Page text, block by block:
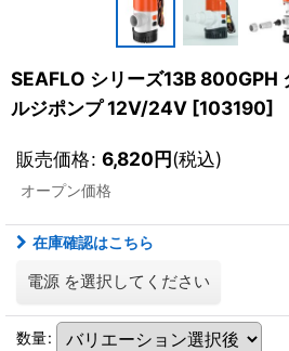
SEAFLO シリーズ13B 800GPH
ルジポンプ 12V/24V [103190]
販売価格: 6,820円(税込)
オープン価格
在庫確認はこちら
電源 を選択してください
数量: